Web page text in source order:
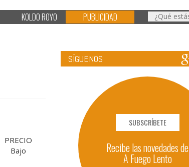
KOLDO ROYO PUBLICIDAD
PRECIO
Bajo
SÍGUENOS
SUBSCRÍBETE
Recibe las novedades de
A Fuego Lento